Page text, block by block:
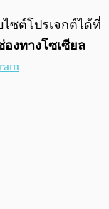
ซต์โปรเจกต์ได้ที่
องทางโซเซียล